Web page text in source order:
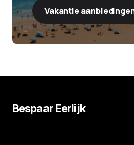
Vakantie
Bespaar Eerlijk